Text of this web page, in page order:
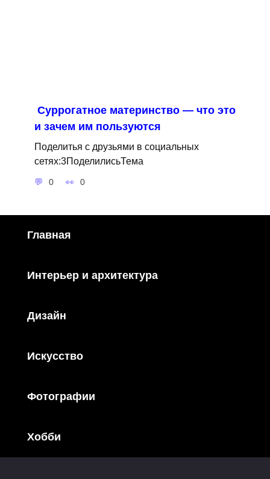
Суррогатное материнство — что это
и зачем им пользуются
Поделитья с друзьями в социальных
сетях:3ПоделилисьТема
0 0
Главная
Интерьер и архитектура
Дизайн
Искусство
Фотографии
Хобби